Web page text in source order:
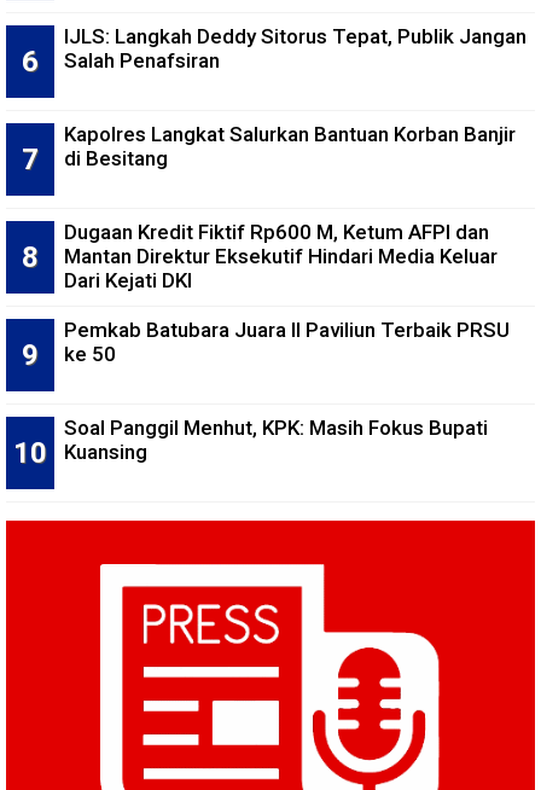
IJLS: Langkah Deddy Sitorus Tepat, Publik Jangan
Salah Penafsiran
Kapolres Langkat Salurkan Bantuan Korban Banjir
di Besitang
Dugaan Kredit Fiktif Rp600 M, Ketum AFPI dan
Mantan Direktur Eksekutif Hindari Media Keluar
Dari Kejati DKI
Pemkab Batubara Juara II Paviliun Terbaik PRSU
ke 50
Soal Panggil Menhut, KPK: Masih Fokus Bupati
Kuansing